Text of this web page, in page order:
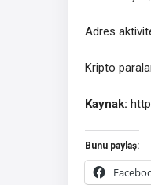
Adres
Kripto
Kaynak:
Bunu paylaş: